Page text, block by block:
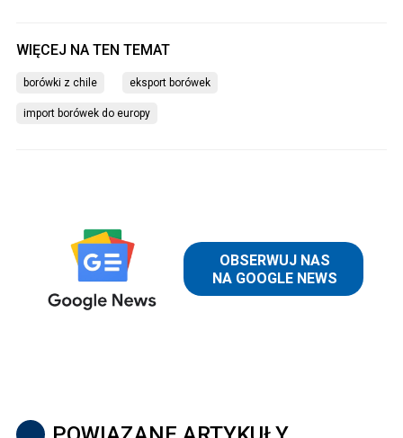
borówki z chile eksport borówek
import borówek do europy